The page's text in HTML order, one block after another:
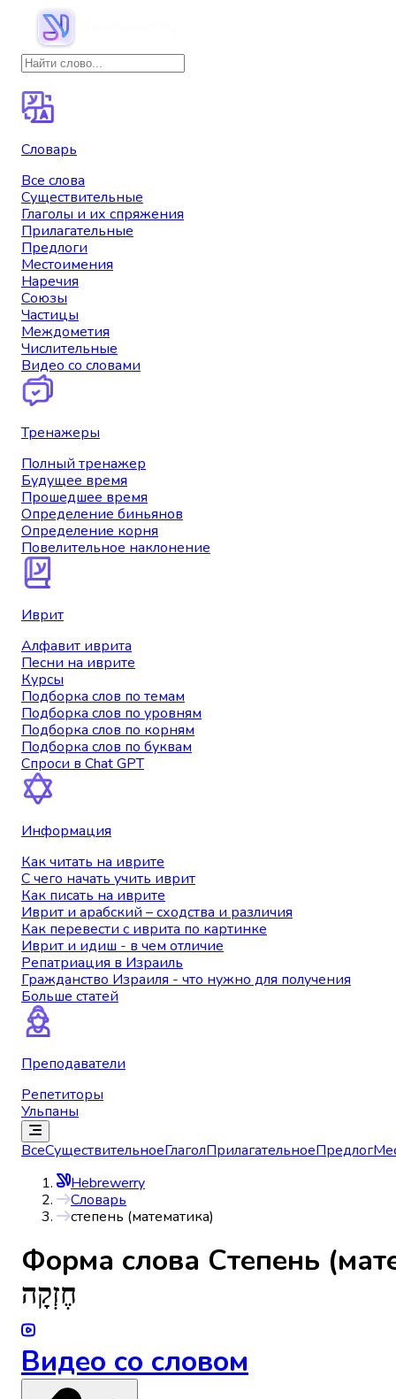
Словарь
Все слова
Существительные
Глаголы и их спряжения
Прилагательные
Предлоги
Местоимения
Наречия
Союзы
Частицы
Междометия
Числительные
Видео со словами
Тренажеры
Полный тренажер
Будущее время
Прошедшее время
Определение биньянов
Определение корня
Повелительное наклонение
Иврит
Алфавит иврита
Песни на иврите
Курсы
Подборка слов по темам
Подборка слов по уровням
Подборка слов по корням
Подборка слов по буквам
Спроси в Chat GPT
Информация
Как читать на иврите
С чего начать учить иврит
Как писать на иврите
Иврит и арабский – сходства и различия
Как перевести с иврита по картинке
Иврит и идиш - в чем отличие
Репатриация в Израиль
Гражданство Израиля - что нужно для получения
Больше статей
Преподаватели
Репетиторы
Ульпаны
ВсеСуществительноеГлаголПрилагательноеПредлог
Hebrewerry
Словарь
степень (математика)
Форма слова Степень
חֶזְקָה
Видео со словом